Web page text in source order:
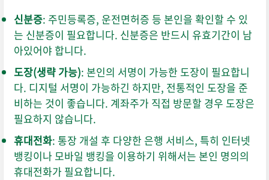
신분증: 주민등록증, 운전면허증 등 본인을 확인할 수 있
는 신분증이 필요합니다. 신분증은 반드시 유효기간이 남
아있어야 합니다.
도장(생략 가능): 본인의 서명이 가능한 도장이 필요합니
다. 디지털 서명이 가능하긴 하지만, 전통적인 도장을 준
비하는 것이 좋습니다. 계좌주가 직접 방문할 경우 도장은
필요하지 않습니다.
휴대전화: 통장 개설 후 다양한 은행 서비스, 특히 인터넷
뱅킹이나 모바일 뱅킹을 이용하기 위해서는 본인 명의의
휴대전화가 필요합니다.